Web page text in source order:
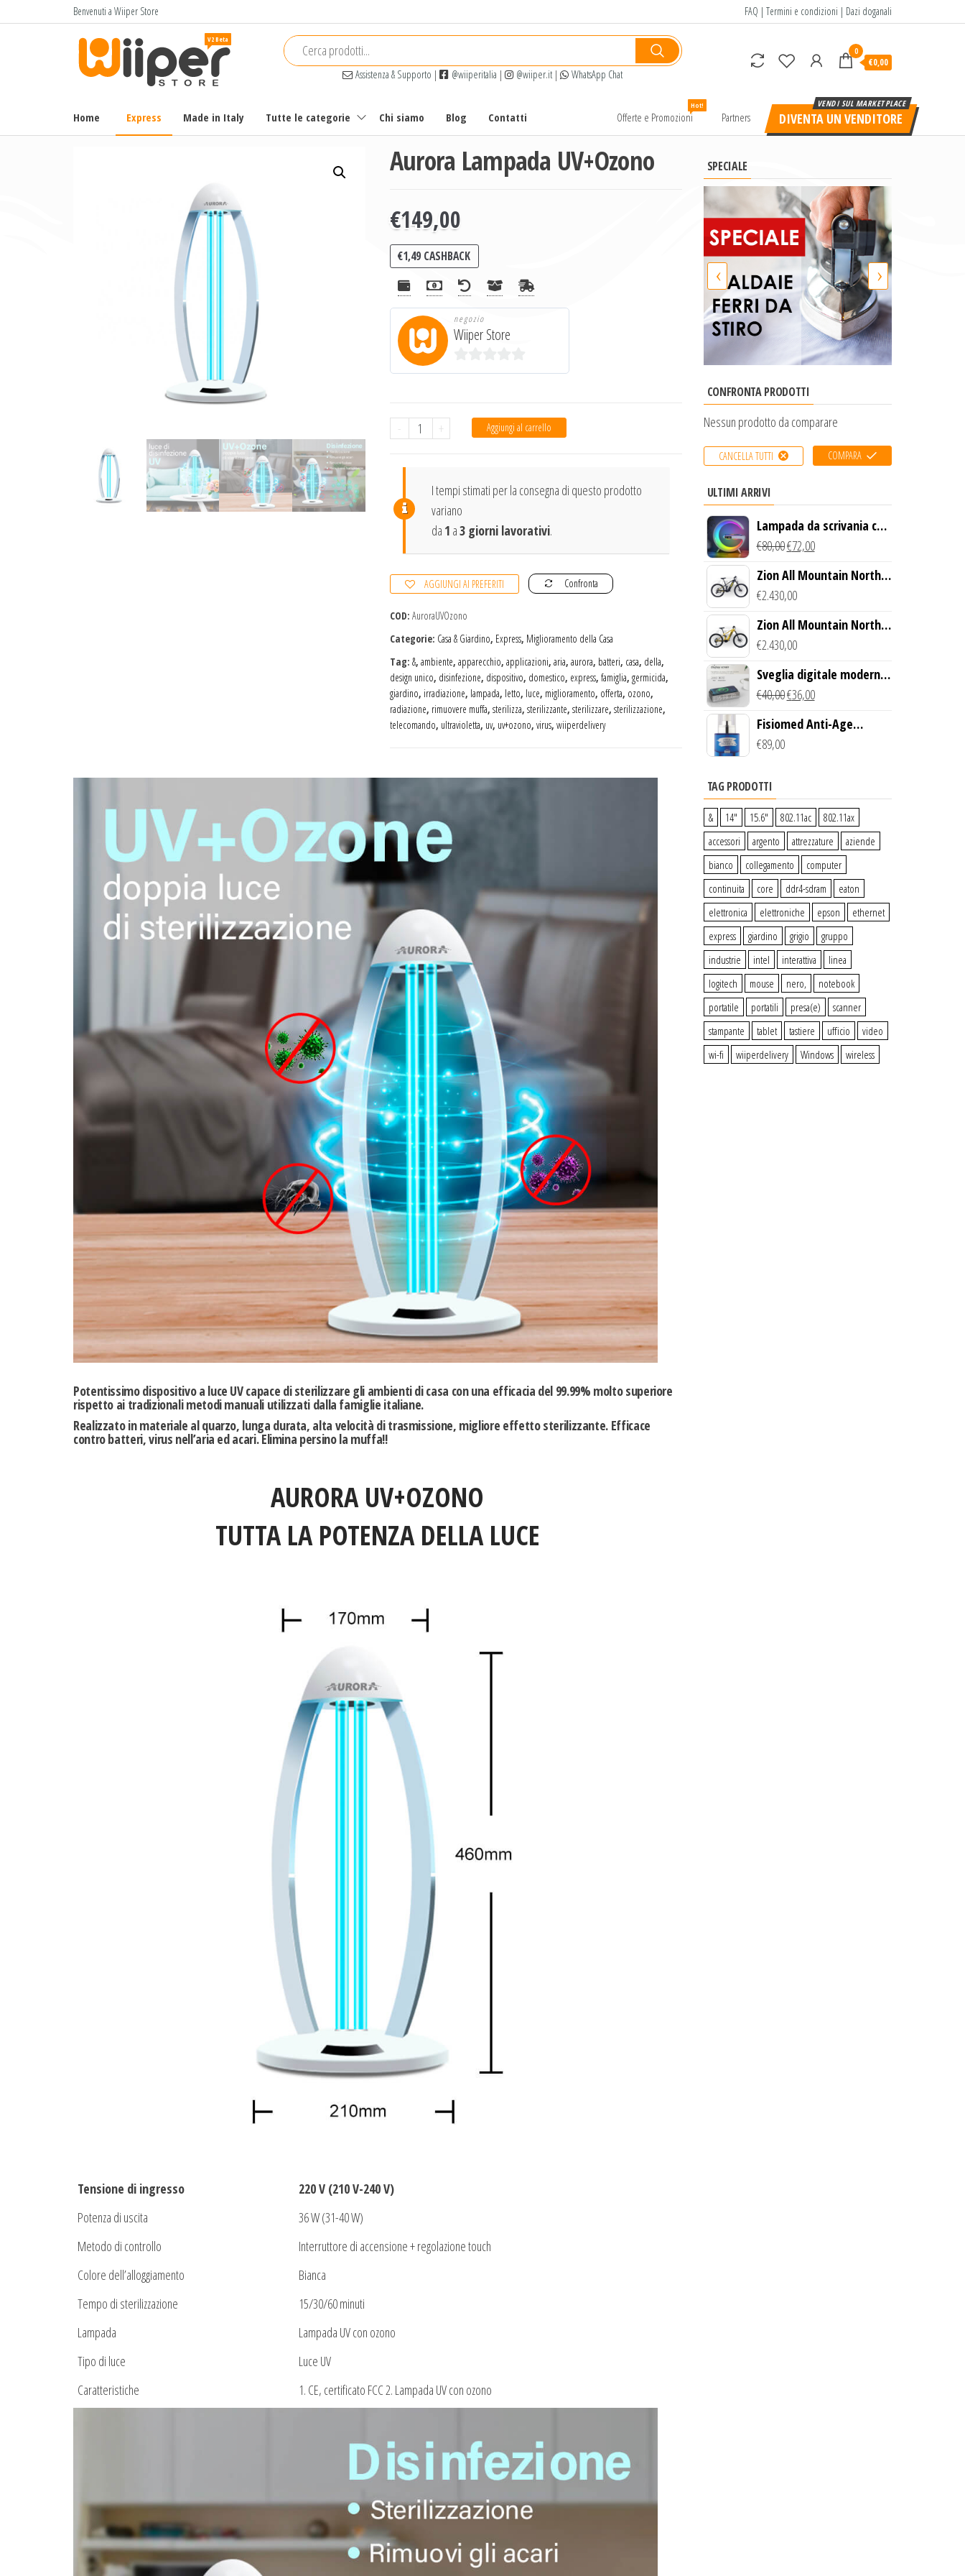
e
Benvenuti a Wiiper Store FAQ | Termini e condizioni | Dazi doganali
Wiiper
a basso
prezzo
Assistenza & Supporto | @wiiperitalia | @wiiper.it | WhatsApp Chat
0
€0,00
Home Express Made in Italy Tutte le categorie Chi siamo Blog Contatti Offerte e Promozioni
Hot!
Partners DIVENTA UN VENDITORE
Aurora Lampada UV+Ozono
€149,00
€1,49 CASHBACK
negozio
Wiiper Store
0
-
Aurora
quantità
+ Aggiungi al carrello
I tempi stimati per la consegna di questo prodotto
variano
da 1 a3 giorni lavorativi.
AGGIUNGI AI PREFERITI Confronta
COD: AuroraUVOzono
Categorie: Casa & Giardino, Express, Miglioramento della Casa
Tag: &, ambiente, apparecchio, applicazioni, aria, aurora, batteri, casa, della,
design unico, disinfezione, dispositivo, domestico, express, famiglia, germicida,
giardino, irradiazione, lampada, letto, luce, miglioramento, offerta, ozono,
radiazione, rimuovere muffa, sterilizza, sterilizzante, sterilizzare, sterilizzazione,
telecomando, ultravioletta, uv, uv+ozono, virus, wiiperdelivery
Potentissimo dispositivo a luce UVcapace di sterilizzare gli ambienti di casa con una efficacia del 99.99% molto superiore
rispetto ai tradizionali metodi manuali utilizzati dalla famiglie italiane.
Realizzato in materiale al quarzo, lunga durata, alta velocità di trasmissione, migliore effetto sterilizzante. Efficace
contro batteri, virus nell’aria ed acari. Elimina persino la muffa!!
AURORA UV+OZONO
TUTTA LA POTENZA DELLA LUCE
Tensione di ingresso
220 V (210 V-240 V)
Potenza di uscita
36 W (31-40 W)
Metodo di controllo
Interruttore di accensione + regolazione touch
Colore dell’alloggiamento
Bianca
Tempo di sterilizzazione
15/30/60 minuti
Lampada
Lampada UV con ozono
Tipo di luce
Luce UV
Caratteristiche
1. CE, certificato FCC 2. Lampada UV con ozono
SPECIALE
‹ ›
CONFRONTA PRODOTTI
Nessun prodotto da comparare
CANCELLA TUTTI COMPARA
ULTIMI ARRIVI
Lampada da scrivania con
luce LED e ricarica
wireless
€80,00€72,00
Zion All Mountain North
Creek Bike (Nero)
€2.430,00
Zion All Mountain North
Creek Bike (Giallo)
€2.430,00
Sveglia digitale moderna
con Caricabatterie
Wireless Qi
€40,00€36,00
Fisiomed Anti-Age
Defense Face Serum
€89,00
TAG PRODOTTI
& 14″ 15.6″ 802.11ac
802.11ax
accessori
argento attrezzature
aziende
bianco
collegamento
computer
continuita
core ddr4-sdram
eaton
elettronica
elettroniche epson
ethernet
express
giardino grigio
gruppo
industrie
intel interattiva
linea
logitech
mouse nero,
notebook
portatile
portatili presa(e)
scanner
stampante
tablet tastiere ufficio
video
wi-fi
wiiperdelivery Windows wireless